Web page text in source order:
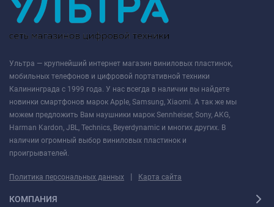
Ультра — крупнейший интернет магазин виниловых пластинок,
мобильных телефонов и цифровой портативной техники
Калининграда с 1999 года. У нас всегда в наличии вы найдете
новинки смартфонов марок Apple, Samsung, Xiaomi. А так же мы
можем предложить Вам наушники марок Sennheiser, Sony, AKG,
Harman Kardon, JBL, Technics, Beyerdynamic и многих других. В
наличии огромный выбор виниловых пластинок и
проигрывателей.
Политика персональных данных | Карта сайта
КОМПАНИЯ